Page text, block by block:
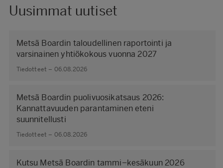
Uusimmat uutiset
Metsä Boardin taloudellinen raportointi ja
varsinainen yhtiökokous vuonna 2027
Tiedotteet – 06.08.2026
Metsä Boardin puolivuosikatsaus 2026:
Kannattavuuden parantaminen eteni
suunnitellusti
Tiedotteet – 06.08.2026
Kutsu Metsä Boardin tammi–kesäkuun 2026